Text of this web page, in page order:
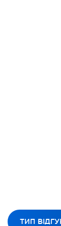
ТИП